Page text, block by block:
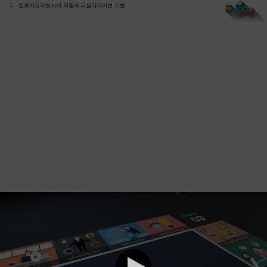
1. 진로지도자로서의 역할과 퍼실리테이션 기법